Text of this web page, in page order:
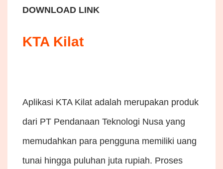
DOWNLOAD LINK
KTA Kilat
Aplikasi KTA Kilat adalah merupakan produk
dari PT Pendanaan Teknologi Nusa yang
memudahkan para pengguna memiliki uang
tunai hingga puluhan juta rupiah. Proses